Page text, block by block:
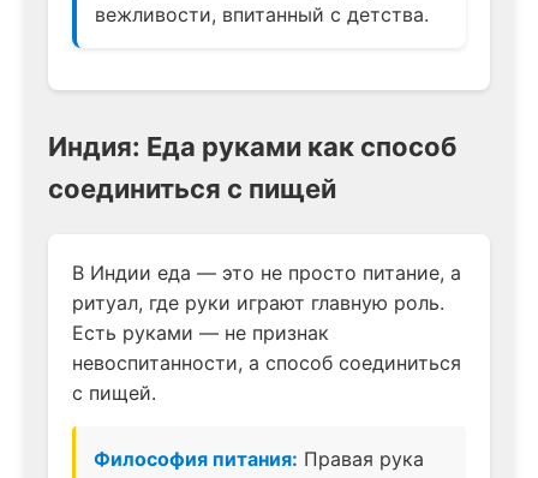
вежливости, впитанный с детства.
Индия: Еда руками как способ
соединиться с пищей
В Индии еда — это не просто питание, а
ритуал, где руки играют главную роль.
Есть руками — не признак
невоспитанности, а способ соединиться
с пищей.
Философия питания: Правая рука